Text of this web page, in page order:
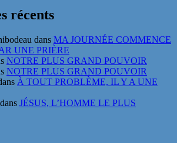
récents
dans MA JOURNÉE COMMENCE
UNE PRIÈRE
NOTRE PLUS GRAND POUVOIR
NOTRE PLUS GRAND POUVOIR
À TOUT PROBLÈME, IL Y A UNE
dans JÉSUS, L’HOMME LE PLUS